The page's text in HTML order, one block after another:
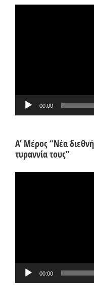
00:00
Α’ Μέρος “Νέα
τυραννία τους”
00:00